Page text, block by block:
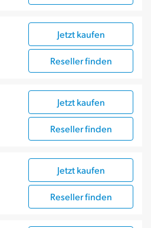
Jetzt kaufen
Reseller finden
Jetzt kaufen
Reseller finden
Jetzt kaufen
Reseller finden